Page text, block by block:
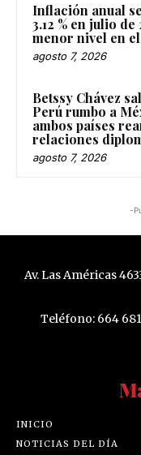
Inflación anual
3.12 % en julio de
menor nivel en
agosto 7, 2026
Betssy Chávez
Perú rumbo a
ambos países
relaciones
agosto 7, 2026
-
Av. Las Américas
Teléfono: 664
INICIO
NOTICIAS DEL DÍA